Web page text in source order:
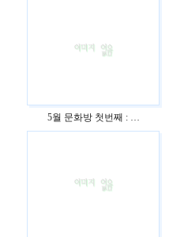
5월 문화방 첫번째 : …